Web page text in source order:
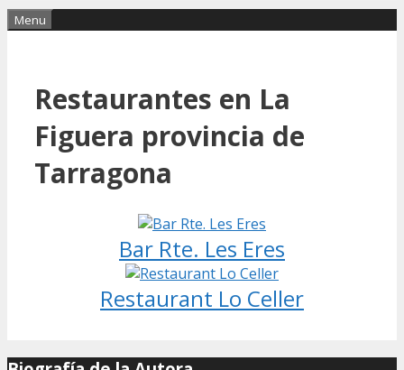
Menu
Restaurantes en La
Figuera provincia de
Tarragona
Bar Rte. Les Eres
Restaurant Lo Celler